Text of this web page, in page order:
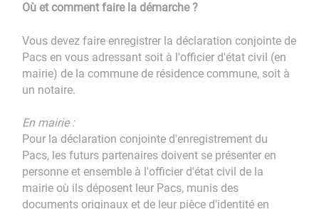
Où et comment faire la démarche ?
Vous devez faire enregistrer la déclaration conjointe de
Pacs en vous adressant soit à l'officier d'état civil (en
mairie) de la commune de résidence commune, soit à
un notaire.
En mairie :
Pour la déclaration conjointe d'enregistrement du
Pacs, les futurs partenaires doivent se présenter en
personne et ensemble à l'officier d'état civil de la
mairie où ils déposent leur Pacs, munis des
documents originaux et de leur pièce d'identité en